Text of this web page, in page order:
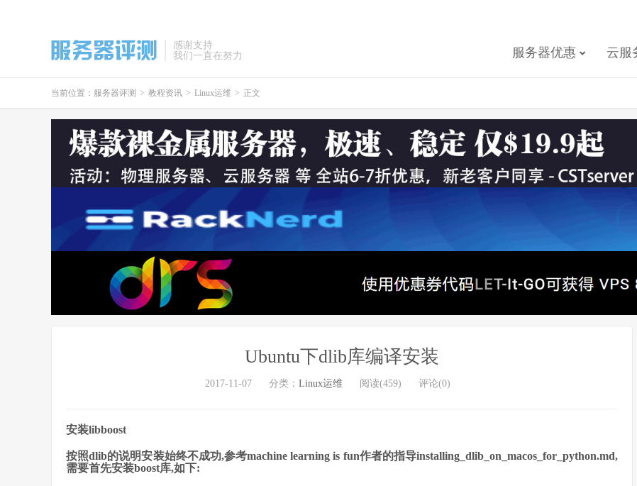
感谢支持
我们一直在努力
服务器优惠 云服
当前位置： 服务器评测 > 教程资讯 > Linux运维 > 正文
Ubuntu下dlib库编译安装
2017-11-07 分类： Linux运维 阅读(459) 评论(0)
安装libboost
按照dlib的说明安装始终不成功,参考machine learning is fun作者的指导installing_dlib_on_macos_for_python.md,
需要首先安装boost库,如下: